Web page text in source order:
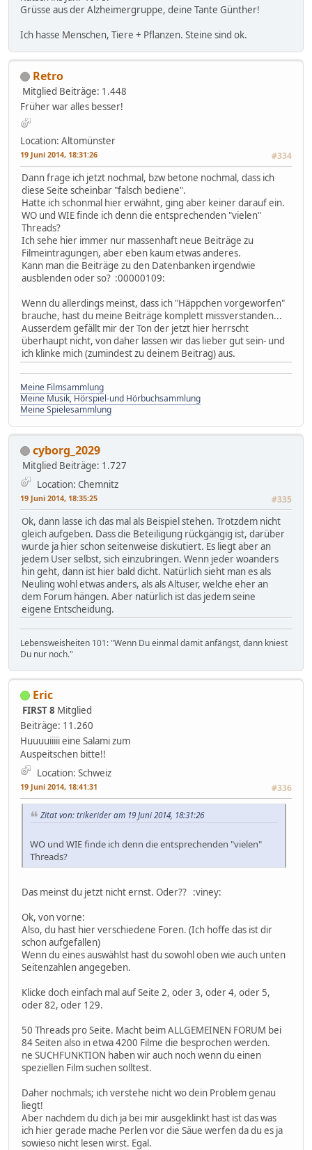
Grüsse aus der Alzheimergruppe, deine Tante Günther!
Ich hasse Menschen, Tiere + Pflanzen. Steine sind ok.
Retro
Mitglied Beiträge: 1.448
Früher war alles besser!
Location: Altomünster
19 Juni 2014, 18:31:26 #334
Dann frage ich jetzt nochmal, bzw betone nochmal, dass ich
diese Seite scheinbar "falsch bediene".
Hatte ich schonmal hier erwähnt, ging aber keiner darauf ein.
WO und WIE finde ich denn die entsprechenden "vielen"
Threads?
Ich sehe hier immer nur massenhaft neue Beiträge zu
Filmeintragungen, aber eben kaum etwas anderes.
Kann man die Beiträge zu den Datenbanken irgendwie
ausblenden oder so? :00000109:
Wenn du allerdings meinst, dass ich "Häppchen vorgeworfen"
brauche, hast du meine Beiträge komplett missverstanden...
Ausserdem gefällt mir der Ton der jetzt hier herrscht
überhaupt nicht, von daher lassen wir das lieber gut sein- und
ich klinke mich (zumindest zu deinem Beitrag) aus.
Meine Filmsammlung
Meine Musik, Hörspiel-und Hörbuchsammlung
Meine Spielesammlung
cyborg_2029
Mitglied Beiträge: 1.727
Location: Chemnitz
19 Juni 2014, 18:35:25 #335
Ok, dann lasse ich das mal als Beispiel stehen. Trotzdem nicht
gleich aufgeben. Dass die Beteiligung rückgängig ist, darüber
wurde ja hier schon seitenweise diskutiert. Es liegt aber an
jedem User selbst, sich einzubringen. Wenn jeder woanders
hin geht, dann ist hier bald dicht. Natürlich sieht man es als
Neuling wohl etwas anders, als als Altuser, welche eher an
dem Forum hängen. Aber natürlich ist das jedem seine
eigene Entscheidung.
Lebensweisheiten 101: "Wenn Du einmal damit anfängst, dann kniest
Du nur noch."
Eric
FIRST 8 Mitglied
Beiträge: 11.260
Huuuuiiiii eine Salami zum
Auspeitschen bitte!!
Location: Schweiz
19 Juni 2014, 18:41:31 #336
Zitat von: trikerider am 19 Juni 2014, 18:31:26
WO und WIE finde ich denn die entsprechenden "vielen"
Threads?
Das meinst du jetzt nicht ernst. Oder?? :viney:
Ok, von vorne:
Also, du hast hier verschiedene Foren. (Ich hoffe das ist dir
schon aufgefallen)
Wenn du eines auswählst hast du sowohl oben wie auch unten
Seitenzahlen angegeben.
Klicke doch einfach mal auf Seite 2, oder 3, oder 4, oder 5,
oder 82, oder 129.
50 Threads pro Seite. Macht beim ALLGEMEINEN FORUM bei
84 Seiten also in etwa 4200 Filme die besprochen werden.
ne SUCHFUNKTION haben wir auch noch wenn du einen
speziellen Film suchen solltest.
Daher nochmals; ich verstehe nicht wo dein Problem genau
liegt!
Aber nachdem du dich ja bei mir ausgeklinkt hast ist das was
ich hier gerade mache Perlen vor die Säue werfen da du es ja
sowieso nicht lesen wirst. Egal.